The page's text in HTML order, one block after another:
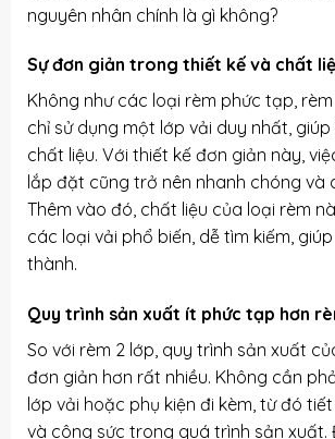
nguyên nhân chính là gì không?
Sự đơn giản trong thiết kế và chất
Không như các loại rèm phức tạp,
chỉ sử dụng một lớp vải duy nhất,
chất liệu. Với thiết kế đơn giản này,
lắp đặt cũng trở nên nhanh chóng và
Thêm vào đó, chất liệu của loại rèm
các loại vải phổ biến, dễ tìm kiếm,
thành.
Quy trình sản xuất ít phức tạp hơn
So với rèm 2 lớp, quy trình sản xuất
đơn giản hơn rất nhiều. Không cần
lớp vải hoặc phụ kiện đi kèm, từ đó
và công sức trong quá trình sản xuất.